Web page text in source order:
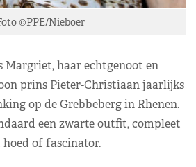
©PPE/Nieboer
Margriet, haar echtgenoot en
prins Pieter-Christiaan jaarlijks
op de Grebbeberg in Rhenen.
een zwarte outfit, compleet
hoed of fascinator.